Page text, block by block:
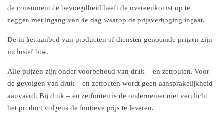
de consument de bevoegdheid heeft de overeenkomst op te
zeggen met ingang van de dag waarop de prijsverhoging ingaat.
De in het aanbod van producten of diensten genoemde prijzen zijn
inclusief btw.
Alle prijzen zijn onder voorbehoud van druk – en zetfouten. Voor
de gevolgen van druk – en zetfouten wordt geen aansprakelijkheid
aanvaard. Bij druk – en zetfouten is de ondernemer niet verplicht
het product volgens de foutieve prijs te leveren.